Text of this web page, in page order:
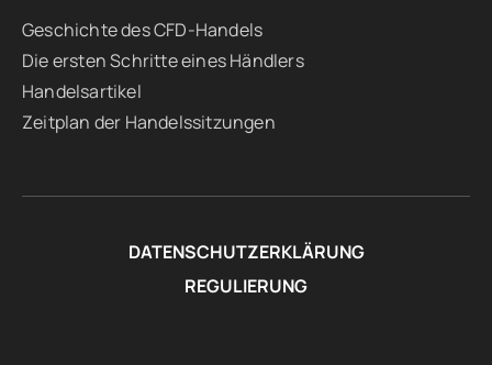
Geschichte des CFD-Handels
Die ersten Schritte eines Händlers
Handelsartikel
Zeitplan der Handelssitzungen
DATENSCHUTZERKLÄRUNG
REGULIERUNG